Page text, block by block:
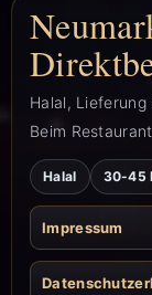
Halal,
Beim
Halal 30-45
Impressum